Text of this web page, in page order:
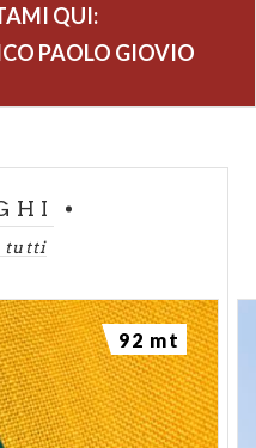
QUI:
PAOLO GIOVIO
tutti
92 mt